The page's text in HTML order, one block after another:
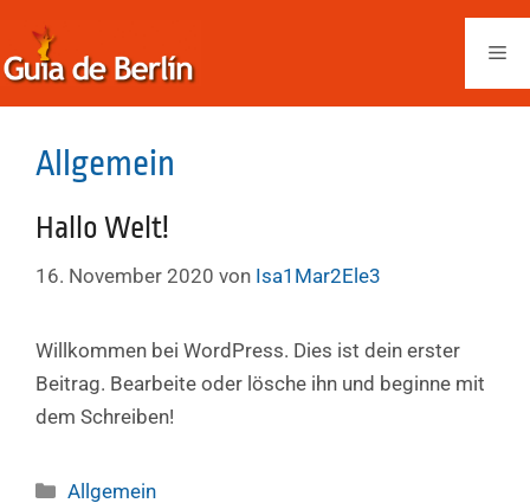
Inhalt
springen
Allgemein
Hallo Welt!
16. November 2020 von Isa1Mar2Ele3
Willkommen bei WordPress. Dies ist dein erster
Beitrag. Bearbeite oder lösche ihn und beginne mit
dem Schreiben!
Kategorien
Allgemein